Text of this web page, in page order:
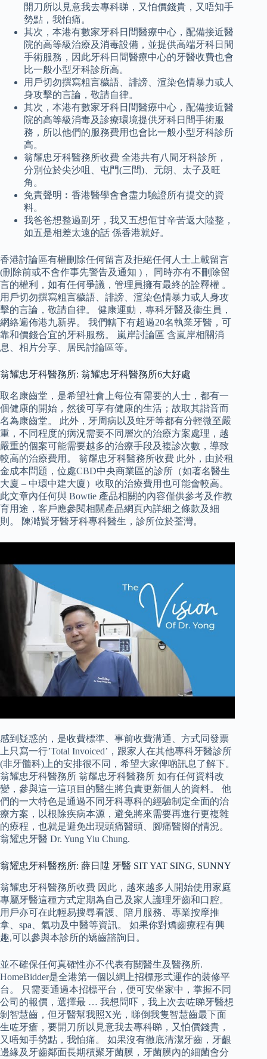
開刀所以見意我去專科睇，又怕價錢貴，又唔知手
勢點，我怕痛。
其次，本港有數家牙科日間醫療中心，配備接近醫
院的高等級治療及消毒設備，並提供高端牙科日間
手術服務，因此牙科日間醫療中心的牙醫收費也會
比一般小型牙科診所高。
用戶切勿撰寫粗言穢語、誹謗、渲染色情暴力或人
身攻擊的言論，敬請自律。
其次，本港有數家牙科日間醫療中心，配備接近醫
院的高等級消毒及診療環境提供牙科日間手術服
務，所以他們的服務費用也會比一般小型牙科診所
高。
翁耀忠牙科醫務所收費 全港共有八間牙科診所，
分別位於尖沙咀、屯門(三間)、元朗、太子及旺
角。
免責聲明︰香港醫學會會盡力驗證所有提交的資
料。
我爸爸想整過副牙，我又五想佢甘辛苦返大陸整，
如五是相差太遠的話 係香港就好。
香港討論區有權刪除任何留言及拒絕任何人士上載留言
(刪除前或不會作事先警告及通知 )， 同時亦有不刪除留
言的權利，如有任何爭議，管理員擁有最終的詮釋權 。
用戶切勿撰寫粗言穢語、誹謗、渲染色情暴力或人身攻
擊的言論，敬請自律。 健康運動，專科牙醫及衞生員，
網絡遍佈港九新界。 我們轄下有超過20名執業牙醫，可
靠和價錢合宜的牙科服務。 嵐岸討論區 含嵐岸相關消
息、相片分享、居民討論區等。
翁耀忠牙科醫務所: 翁耀忠牙科醫務所6大好處
取名康齒堂，是希望社會上每位有需要的人士，都有一
個健康的開始，然後可享有健康的生活；故取其諧音而
名為康齒堂。 此外，牙周病以及蛀牙等都有分輕微至嚴
重，不同程度的病況需要不同層次的治療方案處理，越
嚴重的個案可能需要越多的治療手段及複診次數，導致
較高的治療費用。 翁耀忠牙科醫務所收費 此外，由於租
金成本問題，位處CBD中央商業區的診所（如著名醫生
大廈 – 中環中建大廈）收取的治療費用也可能會較高。
此文章內任何與 Bowtie 產品相關的內容僅供參考及作教
育用途，客戶應參閱相關產品網頁內詳細之條款及細
則。 陳澔賢牙醫牙科專科醫生，診所位於荃灣。
感到疑惑的，是收費標準、事前收費溝通、方式同發票
上只寫一行’Total Invoiced’，跟家人在其他專科牙醫診所
(非牙髓科)上的安排很不同，希望大家俾啲訊息了解下。
翁耀忠牙科醫務所 翁耀忠牙科醫務所 如有任何資料改
變，參與這一這項目的醫生將負責更新個人的資料。 他
們的一大特色是通過不同牙科專科的經驗制定全面的治
療方案，以根除疾病本源，避免將來需要再進行更複雜
的療程，也就是避免出現頭痛醫頭、腳痛醫腳的情況。
翁耀忠牙醫 Dr. Yung Yiu Chung.
翁耀忠牙科醫務所: 薛日陞 牙醫 SIT YAT SING, SUNNY
翁耀忠牙科醫務所收費 因此，越來越多人開始使用家庭
專屬牙醫這種方式定期為自己及家人護理牙齒和口腔。
用戶亦可在此輕易搜尋看護、陪月服務、專業按摩推
拿、spa、氣功及中醫等資訊。 如果你對矯齒療程有興
趣,可以參與本診所的矯齒諮詢日。
並不確保任何真確性亦不代表有關醫生及醫務所.
HomeBidder是全港第一個以網上招標形式運作的裝修平
台。 只需要通過本招標平台，便可安坐家中，掌握不同
公司的報價，選擇最 … 我想問吓，我上次去咗睇牙醫想
剝智慧齒，但牙醫幫我照X光，睇倒我隻智慧齒最下面
生咗牙瘡，要開刀所以見意我去專科睇，又怕價錢貴，
又唔知手勢點，我怕痛。 如果沒有徹底清潔牙齒，牙齦
邊緣及牙齒鄰面長期積聚牙菌膜，牙菌膜內的細菌會分